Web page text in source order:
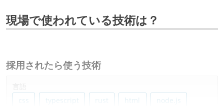
現場で使われている技術は？
採用されたら使う技術
言語
css
typescript rust html node.js